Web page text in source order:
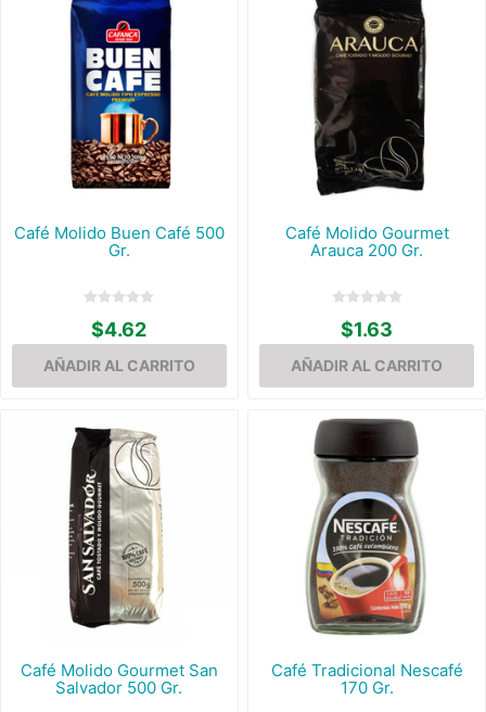
Café Molido Buen Café 500
Gr.
$4.62
Café Molido Gourmet
Arauca 200 Gr.
$1.63
Café Molido Gourmet San
Salvador 500 Gr.
Café Tradicional Nescafé
170 Gr.